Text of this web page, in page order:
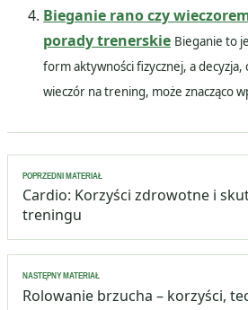
Bieganie rano czy
porady trenerskie Bieganie to
form aktywności fizycznej, a decyzja,
wieczór na trening, może znacząco
Nawigacja
wpisu
POPRZEDNI MATERIAŁ
Cardio: Korzyści zdrowotne i
treningu
NASTĘPNY MATERIAŁ
Rolowanie brzucha – korzyści,